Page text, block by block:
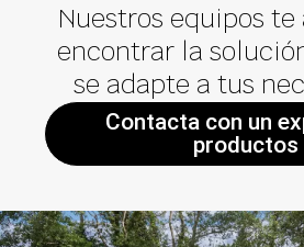
Nuestros equipos te
encontrar la
se adapte a tus
Contacta con un
productos